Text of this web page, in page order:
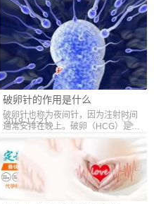
破卵针的作用是什么
破卵针也称为夜间针，因为注射时间
通常安排在晚上。破卵（HCG）是卵
泡成熟时注射的一种激素（人绒毛膜
促性腺激素），用于计算最佳受孕时
间。 可以准确预测排卵时间，卵泡中
的颗
2019-12-21